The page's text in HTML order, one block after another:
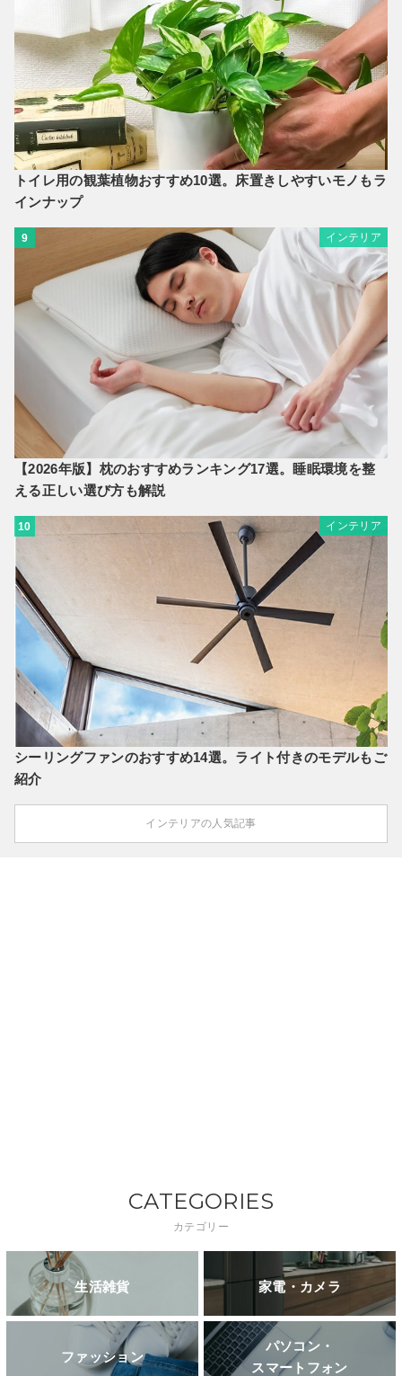
トイレ用の観葉植物おすすめ10選。床置きしやすいモノもラ
インナップ
9 インテリア
【2026年版】枕のおすすめランキング17選。睡眠環境を整
える正しい選び方も解説
10 インテリア
シーリングファンのおすすめ14選。ライト付きのモデルもご
紹介
インテリアの人気記事
CATEGORIES
カテゴリー
生活雑貨 家電・カメラ
ファッション
パソコン・
スマートフォン